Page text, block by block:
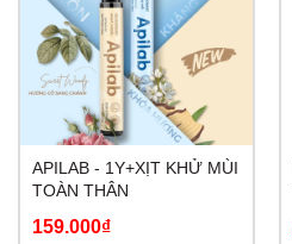
APILAB - 1Y+XỊT KHỬ MÙI
TOÀN THÂN
159.000₫